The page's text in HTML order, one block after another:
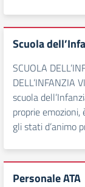
Scuola
SCUOLA
DELL’INFANZIA
scuola
proprie
gli stati d’animo
Personale ATA